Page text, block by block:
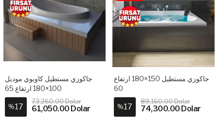
جاكوزي مستطيل كاوبوي موديل
100×180 ارتفاع 65
%17
73,260.00 Dolar
61,050.00 Dolar
جاكوزي مستطيل 150×180 ارتفاع
60
%17
89,160.00 Dolar
74,300.00 Dolar